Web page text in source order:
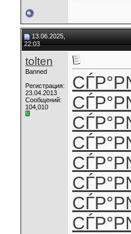
13.06.2025,
22:03
tolten
Banned
Регистрация:
23.04.2013
Сообщений:
104,010